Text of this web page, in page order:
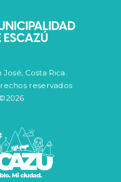
José, Costa Rica.
reservados